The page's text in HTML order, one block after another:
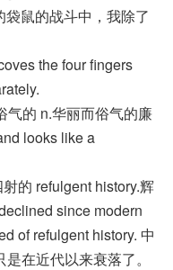
鼠的战斗中，我除了
the four fingers
气的 n.华丽而俗气的廉
looks like a
的 refulgent history.辉
since modern
of refulgent history. 中
在近代以来衰落了。